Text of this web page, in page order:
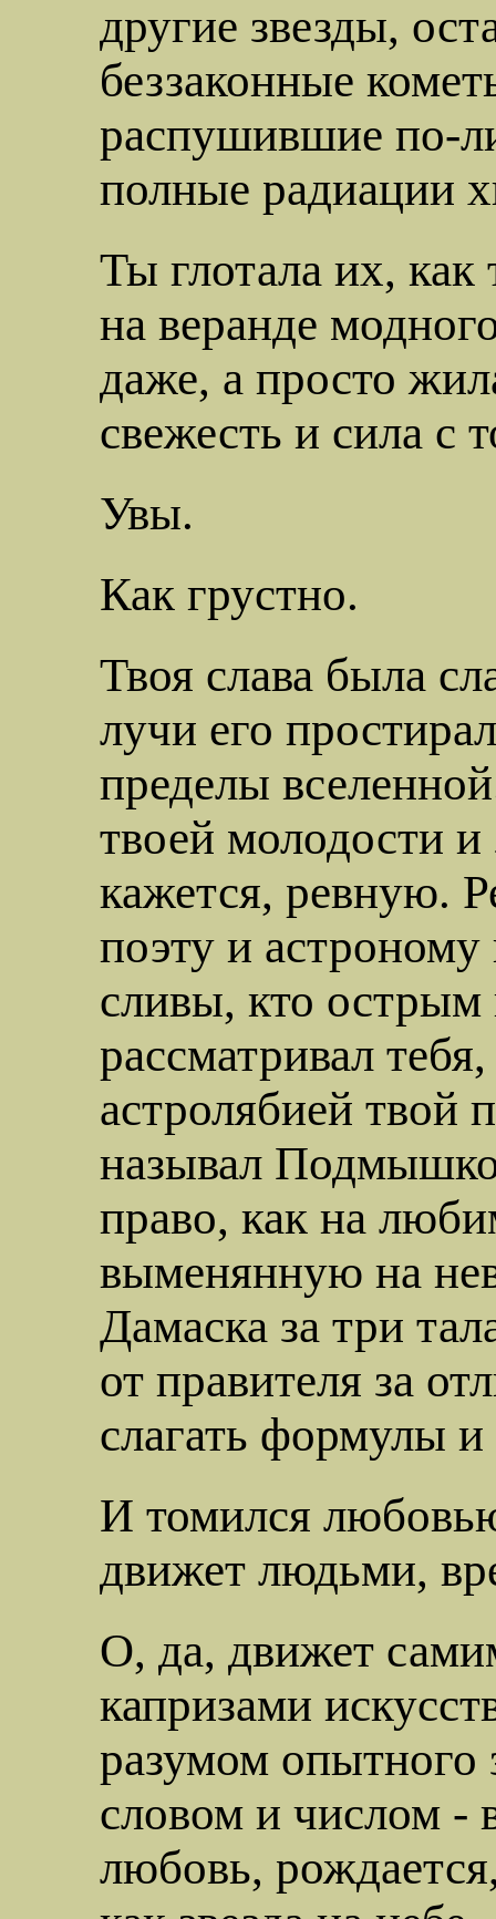
другие звезды,
беззаконные
распушившие по-
полные радиации
Ты глотала их,
на веранде
даже, а просто
свежесть и сила с
Увы.
Как грустно.
Твоя слава была
лучи его
пределы
твоей молодости и
кажется, ревную.
поэту и астроному
сливы, кто
рассматривал
астролябией твой
называл
право, как на
выменянную на
Дамаска за три
от правителя за
слагать формулы и
И томился
движет людьми,
О, да, движет
капризами
разумом опытного
словом и числом -
любовь,